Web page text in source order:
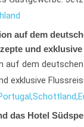
auf dem
und
auf dem
exklusive
Schottland,
das Hotel